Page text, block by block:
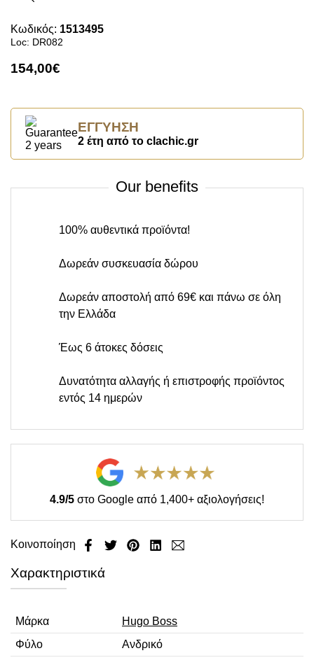
Κωδικός: 1513495
Loc: DR082
154,00€
ΕΓΓΎΗΣΗ
2 έτη από το clachic.gr
Our benefits
100% αυθεντικά προϊόντα!
Δωρεάν συσκευασία δώρου
Δωρεάν αποστολή από 69€ και πάνω σε όλη
την Ελλάδα
Έως 6 άτοκες δόσεις
Δυνατότητα αλλαγής ή επιστροφής προϊόντος
εντός 14 ημερών
4.9/5 στο Google από 1,400+ αξιολογήσεις!
Κοινοποίηση
Χαρακτηριστικά
Μάρκα
Hugo Boss
Φύλο
Ανδρικό